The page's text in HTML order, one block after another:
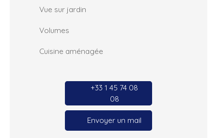
Vue sur jardin
Volumes
Cuisine aménagée
+33 1 45 74 08
08
Envoyer un mail